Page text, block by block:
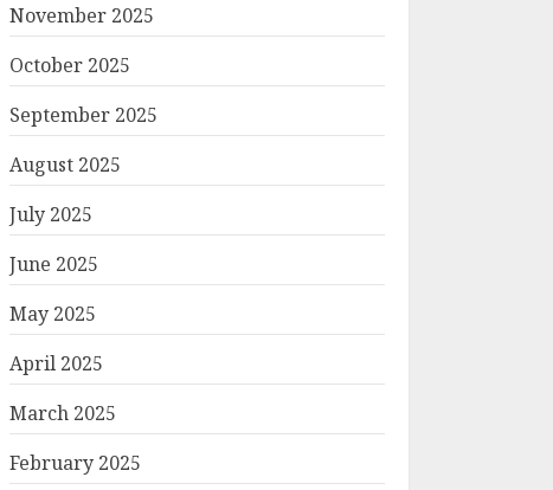
November 2025
October 2025
September 2025
August 2025
July 2025
June 2025
May 2025
April 2025
March 2025
February 2025